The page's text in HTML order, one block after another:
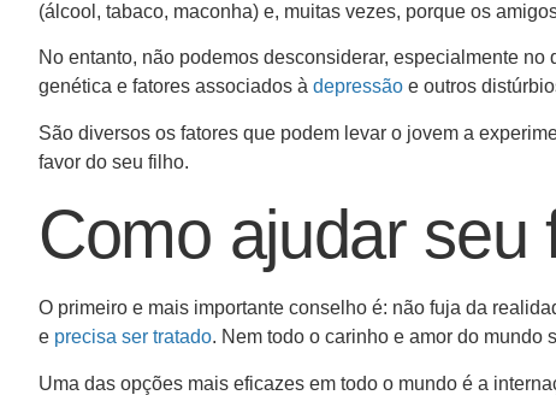
(álcool, tabaco, maconha) e, muitas vezes, porque os
No entanto, não podemos desconsiderar, especialmente
genética e fatores associados à depressão e outros
São diversos os fatores que podem levar o jovem a
favor do seu filho.
Como ajudar seu
O primeiro e mais importante conselho é: não fuja da
e precisa ser tratado. Nem todo o carinho e amor do mundo
Uma das opções mais eficazes em todo o mundo é a